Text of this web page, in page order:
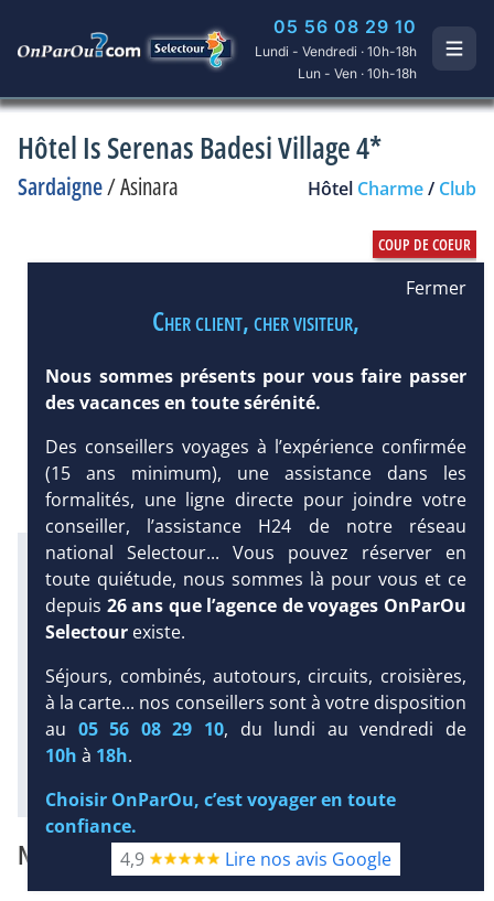
05 56 08 29 10
Lundi - Vendredi · 10h-18h
Lun - Ven · 10h-18h
Hôtel Is Serenas Badesi Village 4*
Sardaigne/Asinara Hôtel Charme/ Club
DEVIS /
RÉSERVATION
Infos météo :
26 °C
30 mm
23 °C
Infos plages :
Dist.Distance:
10 km
Équipement :
360
Tx: 46 % Tx : 52 %
NOTRE AVIS
Fermer
Cher client, cher visiteur,
Nous sommes présents pour vous faire passer
des vacances en toute sérénité.
Des conseillers voyages à l’expérience confirmée
(15 ans minimum), une assistance dans les
formalités, une ligne directe pour joindre votre
conseiller, l’assistance H24 de notre réseau
national Selectour... Vous pouvez réserver en
toute quiétude, nous sommes là pour vous et ce
depuis 26 ans que l’agence de voyages OnParOu
Selectour existe.
Séjours, combinés, autotours, circuits, croisières,
à la carte... nos conseillers sont à votre disposition
au 05 56 08 29 10, du lundi au vendredi de
10h à 18h.
Choisir OnParOu, c’est voyager en toute
confiance.
4,9
Lire nos avis Google